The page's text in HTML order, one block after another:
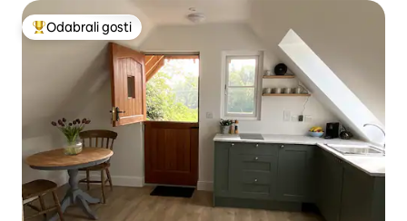
Među najviše rangiranima s oznakom „Odabrali gosti”
Odabrali gosti